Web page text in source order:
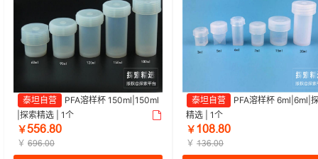
泰坦自营
PFA溶样杯 150ml|150ml
|探索精选 | 1个
￥ŬŬĕŽȀŖ
￥ ĕŴĕŽŖŖ
泰坦自营
PFA溶样杯 6ml|6ml|
精选 | 1个
￥ ȩŖȀŽȀŖ
￥ ȩĳĕŽŖŖ